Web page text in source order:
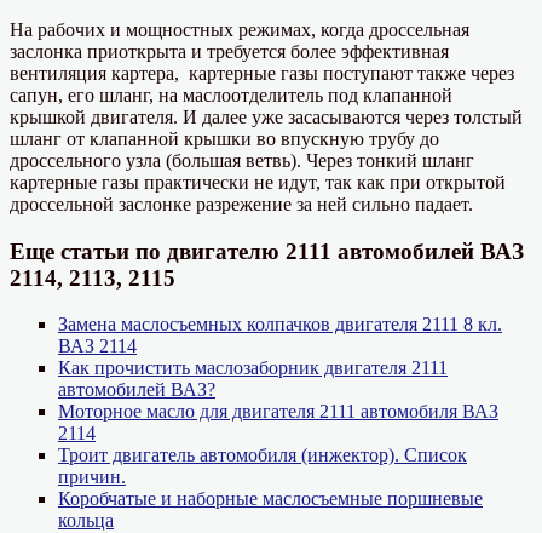
На рабочих и мощностных режимах, когда дроссельная
заслонка приоткрыта и требуется более эффективная
вентиляция картера, картерные газы поступают также через
сапун, его шланг, на маслоотделитель под клапанной
крышкой двигателя. И далее уже засасываются через толстый
шланг от клапанной крышки во впускную трубу до
дроссельного узла (большая ветвь). Через тонкий шланг
картерные газы практически не идут, так как при открытой
дроссельной заслонке разрежение за ней сильно падает.
Еще статьи по двигателю 2111 автомобилей ВАЗ
2114, 2113, 2115
Замена маслосъемных колпачков двигателя 2111 8 кл.
ВАЗ 2114
Как прочистить маслозаборник двигателя 2111
автомобилей ВАЗ?
Моторное масло для двигателя 2111 автомобиля ВАЗ
2114
Троит двигатель автомобиля (инжектор). Список
причин.
Коробчатые и наборные маслосъемные поршневые
кольца